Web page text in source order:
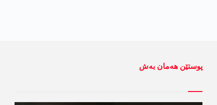
پوستێن ھەمان بەش